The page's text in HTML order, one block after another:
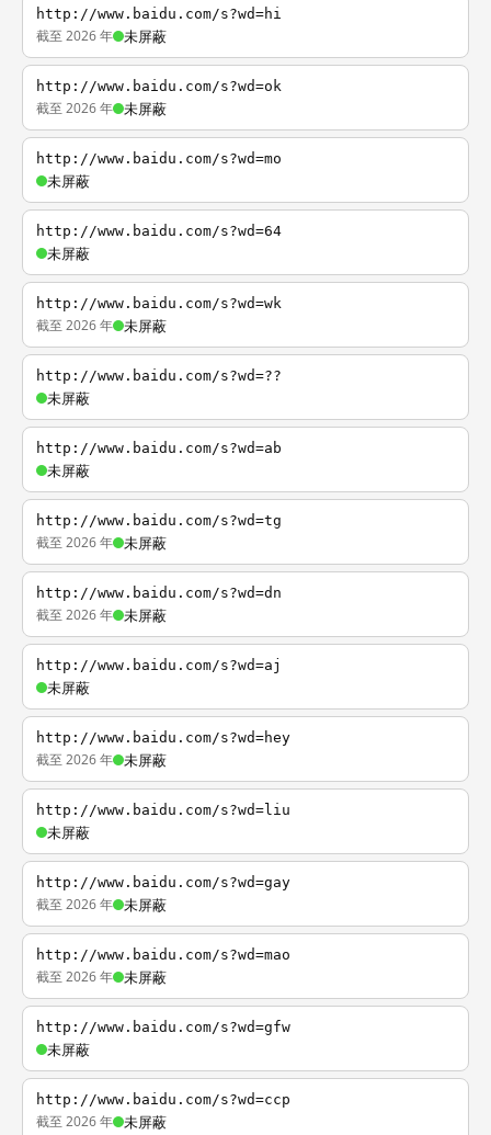
http://www.baidu.com/s?wd=hi
截至 2026 年 未屏蔽
http://www.baidu.com/s?wd=ok
截至 2026 年 未屏蔽
http://www.baidu.com/s?wd=mo
未屏蔽
http://www.baidu.com/s?wd=64
未屏蔽
http://www.baidu.com/s?wd=wk
截至 2026 年 未屏蔽
http://www.baidu.com/s?wd=??
未屏蔽
http://www.baidu.com/s?wd=ab
未屏蔽
http://www.baidu.com/s?wd=tg
截至 2026 年 未屏蔽
http://www.baidu.com/s?wd=dn
截至 2026 年 未屏蔽
http://www.baidu.com/s?wd=aj
未屏蔽
http://www.baidu.com/s?wd=hey
截至 2026 年 未屏蔽
http://www.baidu.com/s?wd=liu
未屏蔽
http://www.baidu.com/s?wd=gay
截至 2026 年 未屏蔽
http://www.baidu.com/s?wd=mao
截至 2026 年 未屏蔽
http://www.baidu.com/s?wd=gfw
未屏蔽
http://www.baidu.com/s?wd=ccp
截至 2026 年 未屏蔽